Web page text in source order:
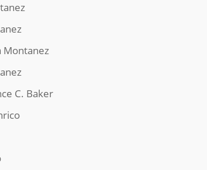
Montanez
C. Baker